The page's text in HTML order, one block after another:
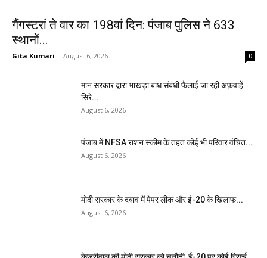
गैंगस्टरां ते वार का 198वां दिन: पंजाब पुलिस ने 633
स्थानों...
Gita Kumari - August 6, 2026 0
मान सरकार द्वारा भाखड़ा बांध संबंधी फैलाई जा रही अफ़वाहें
सिरे...
August 6, 2026
पंजाब में NFSA राशन स्कीम के तहत कोई भी परिवार वंचित...
August 6, 2026
मोदी सरकार के दबाव में पेपर लीक और ई-20 के खिलाफ...
August 6, 2026